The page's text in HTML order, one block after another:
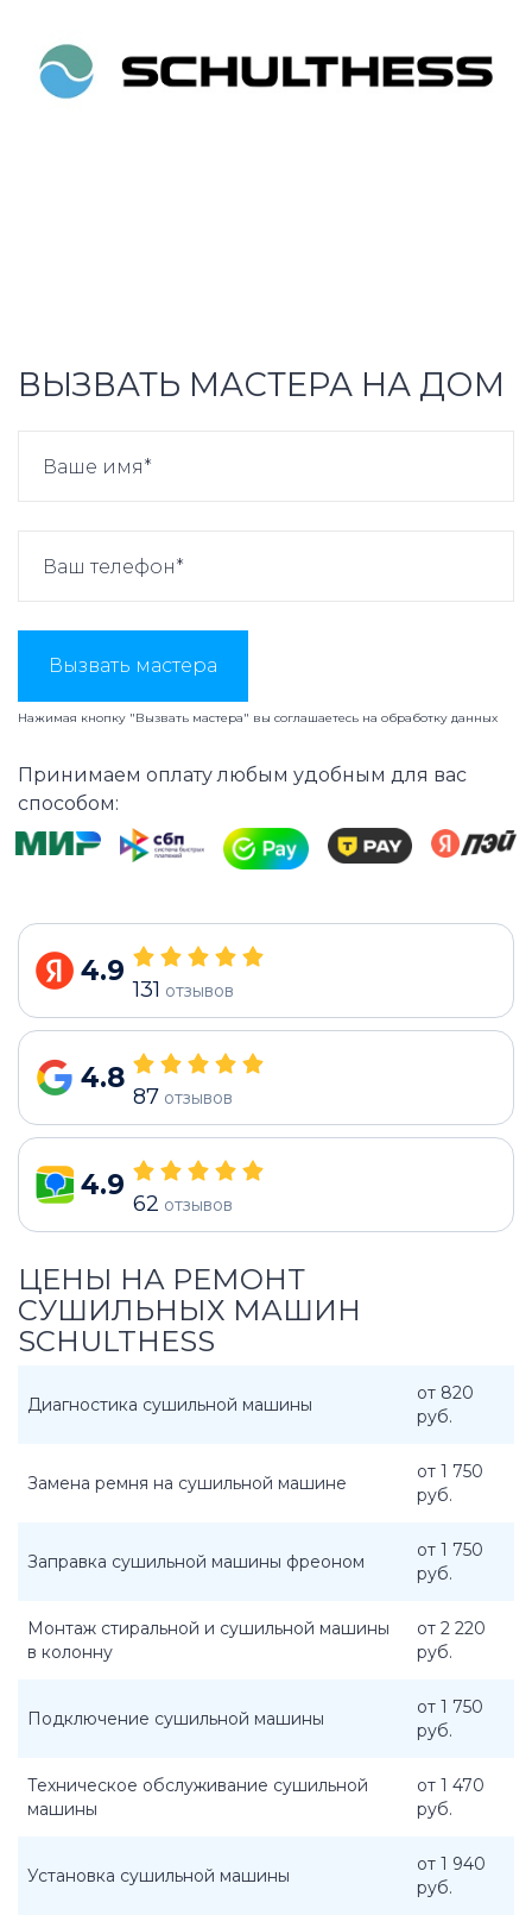
ВЫЗВАТЬ МАСТЕРА НА ДОМ
Вызвать мастера
Нажимая кнопку "Вызвать мастера" вы соглашаетесь на обработку данных
Принимаем оплату любым удобным для вас
способом:
4.9
131 отзывов
4.8
87 отзывов
4.9
62 отзывов
ЦЕНЫ НА РЕМОНТ
СУШИЛЬНЫХ МАШИН
SCHULTHESS
Диагностика сушильной машины
от 820
руб.
Замена ремня на сушильной машине
от 1 750
руб.
Заправка сушильной машины фреоном
от 1 750
руб.
Монтаж стиральной и сушильной машины
в колонну
от 2 220
руб.
Подключение сушильной машины
от 1 750
руб.
Техническое обслуживание сушильной
машины
от 1 470
руб.
Установка сушильной машины
от 1 940
руб.